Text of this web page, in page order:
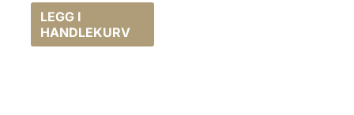
kr 85,00.
LEGG I
HANDLEKURV